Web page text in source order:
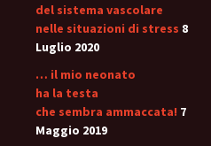
del sistema vascolare
nelle situazioni di stress 8
Luglio 2020
… il mio neonato
ha la testa
che sembra ammaccata! 7
Maggio 2019